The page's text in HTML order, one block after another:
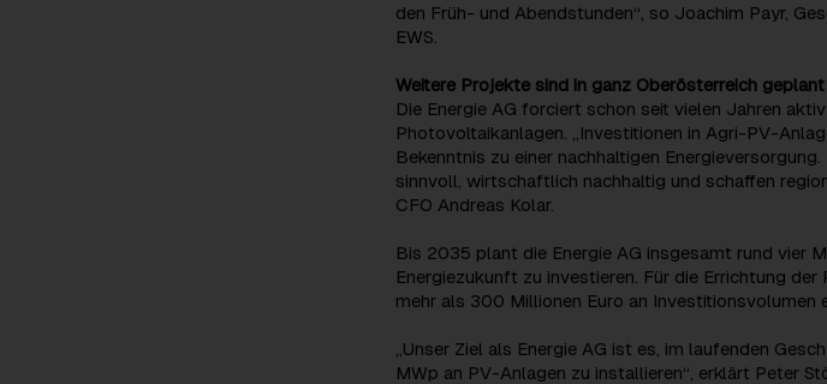
den Früh- und Abendstunden“, so Joachim Payr,
EWS.
Weitere Projekte sind in ganz Oberösterreich geplant
Die Energie AG forciert schon seit vielen Jahren
Photovoltaikanlagen. „Investitionen in Agri-PV-
Bekenntnis zu einer nachhaltigen
sinnvoll, wirtschaftlich nachhaltig und schaffen
CFO Andreas Kolar.
Bis 2035 plant die Energie AG insgesamt rund vier
Energiezukunft zu investieren. Für die Errichtung
mehr als 300 Millionen Euro an Investitionsvolumen
„Unser Ziel als Energie AG ist es, im laufenden
MWp an PV-Anlagen zu installieren“, erklärt Peter